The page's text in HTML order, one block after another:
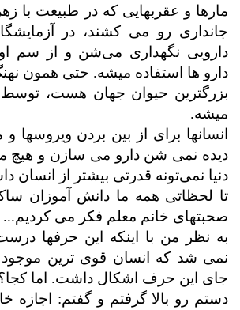
مارها و عقربهایی که در طبیعت با
جانداری رو می کشند، در
دارویی نگهداری می‌شن و از سم
دارو ها استفاده میشه. حتی همون
بزرگترین حیوان جهان هست، توسط
میشه.
انسانها برای از بین بردن ویروسها و
دیده نمی شن دارو می سازن و هیچ
دنیا نمی‌تونه قدرتی بیشتر از انسان
تا لحظاتی همه ما دانش آموزان
صحبتهای خانم معلم فکر می کردیم...
به نظر من با اینکه این حرفها
نمی شد که انسان قوی ترین موجود
جای این حرف اشکال داشت. اما
دستم رو بالا گرفتم و گفتم: اجازه